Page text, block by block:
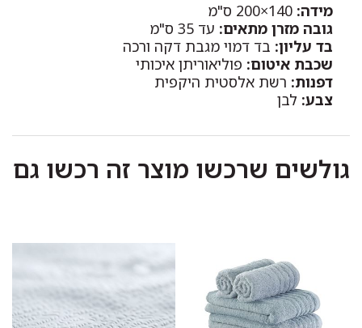
מידה:
גובה מזרן מתאים: עד 35 ס"מ
בד עליון: בד דמוי מגבת דקה ורכה
שכבת איטום: פוליאוריתן איכותי
דפנות: רשת אלסטית היקפית
צבע: לבן
גולשים שרכשו מוצר זה רכשו גם